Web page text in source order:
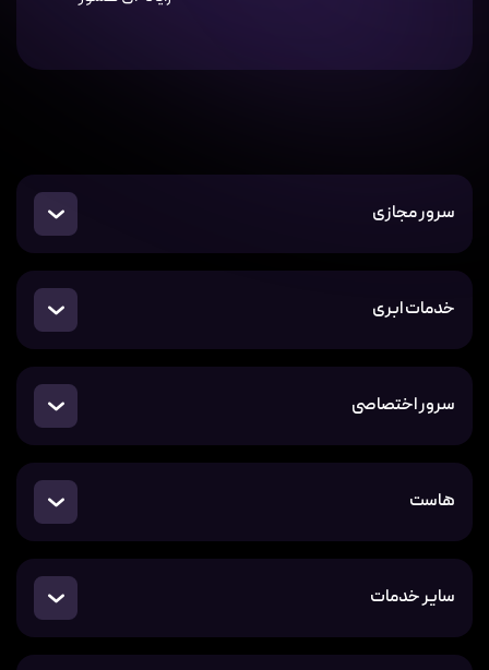
سرور مجازی
خدمات ابری
سرور اختصاصی
هاست
سایر خدمات